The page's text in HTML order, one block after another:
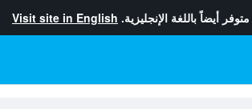
متوفر أيضاً باللغة الإنجليزية. Visit site in English